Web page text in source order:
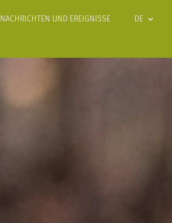
NACHRICHTEN UND EREIGNISSE DE